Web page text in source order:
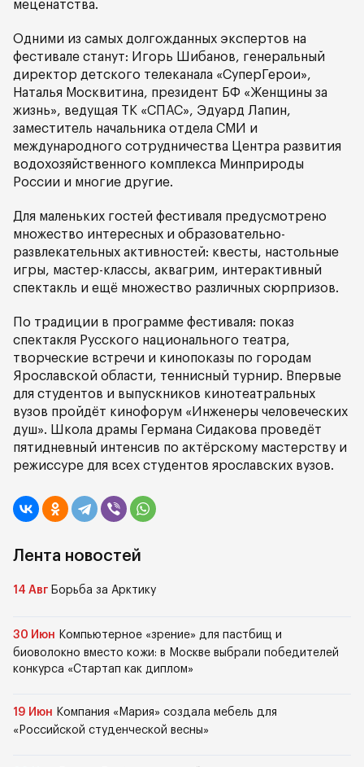
меценатства.
Одними из самых долгожданных экспертов на
фестивале станут: Игорь Шибанов, генеральный
директор детского телеканала «СуперГерои»,
Наталья Москвитина, президент БФ «Женщины за
жизнь», ведущая ТК «СПАС», Эдуард Лапин,
заместитель начальника отдела СМИ и
международного сотрудничества Центра развития
водохозяйственного комплекса Минприроды
России и многие другие.
Для маленьких гостей фестиваля предусмотрено
множество интересных и образовательно-
развлекательных активностей: квесты, настольные
игры, мастер-классы, аквагрим, интерактивный
спектакль и ещё множество различных сюрпризов.
По традиции в программе фестиваля: показ
спектакля Русского национального театра,
творческие встречи и кинопоказы по городам
Ярославской области, теннисный турнир. Впервые
для студентов и выпускников кинотеатральных
вузов пройдёт кинофорум «Инженеры человеческих
душ». Школа драмы Германа Сидакова проведёт
пятидневный интенсив по актёрскому мастерству и
режиссуре для всех студентов ярославских вузов.
Лента новостей
14 Авг Борьба за Арктику
30 Июн Компьютерное «зрение» для пастбищ и
биоволокно вместо кожи: в Москве выбрали победителей
конкурса «Стартап как диплом»
19 Июн Компания «Мария» создала мебель для
«Российской студенческой весны»